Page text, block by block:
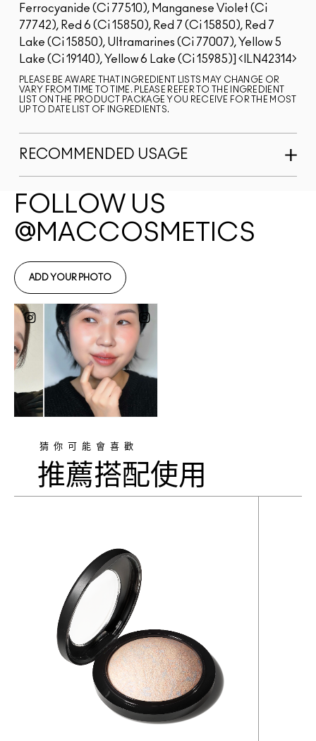
Ferrocyanide (Ci 77510), Manganese Violet (Ci
77742), Red 6 (Ci 15850), Red 7 (Ci 15850), Red 7
Lake (Ci 15850), Ultramarines (Ci 77007), Yellow 5
Lake (Ci 19140), Yellow 6 Lake (Ci 15985)]
ILN42314
PLEASE BE AWARE THAT INGREDIENT LISTS MAY CHANGE OR
VARY FROM TIME TO TIME. PLEASE REFER TO THE INGREDIENT
LIST ON THE PRODUCT PACKAGE YOU RECEIVE FOR THE MOST
UP TO DATE LIST OF INGREDIENTS.
RECOMMENDED USAGE
猜你可能會喜歡
推薦搭配使用